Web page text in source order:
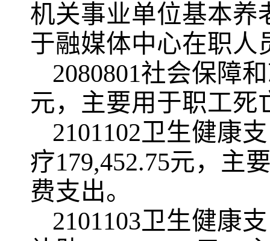
机关事业单位基本养
于融媒体中心在职人
2080801社会保障
元，主要用于职工死
2101102卫生健康
疗179,452.75元，主
费支出。
2101103卫生健康